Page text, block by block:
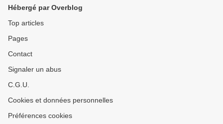
Hébergé par Overblog
Top articles
Pages
Contact
Signaler un abus
C.G.U.
Cookies et données personnelles
Préférences cookies